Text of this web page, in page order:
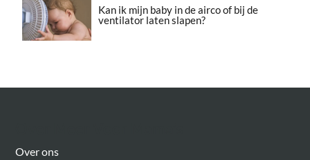
Kan ik mijn baby in de airco of bij de
ventilator laten slapen?
Over ons